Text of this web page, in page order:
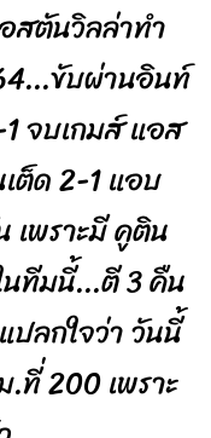
สตันวิลล่าทำ
ขับผ่านอินท์
จบเกมส์ แอส
ต็ด 2-1 แอบ
เพราะมี คูติน
นทีมนี้...ตี 3 คืน
ปลกใจว่า วันนี้
ที่ 200 เพราะ